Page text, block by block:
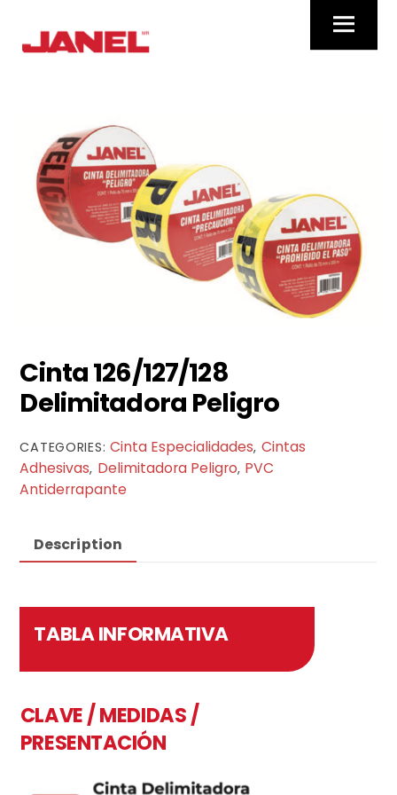
content
Menu
Cinta 126/127/128
Delimitadora Peligro
CATEGORIES:Cinta Especialidades, Cintas
Adhesivas, Delimitadora Peligro, PVC
Antiderrapante
Description
TABLA INFORMATIVA
CLAVE / MEDIDAS /
PRESENTACIÓN